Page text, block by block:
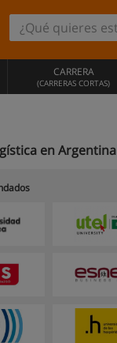
CARRERA
(CARRERAS CORTAS)
en Argentina